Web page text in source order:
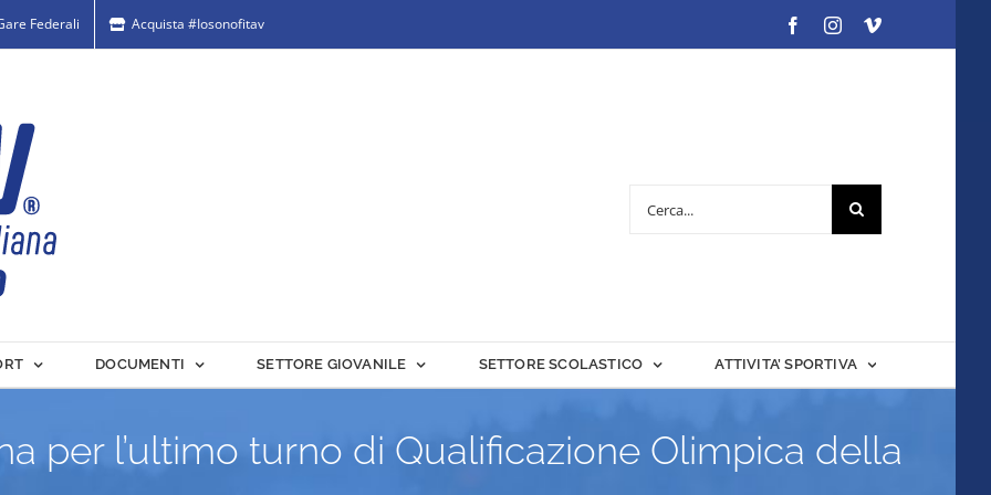
Federali Acquista #Iosonofitav FacebookInstagramVimeo
DOCUMENTI SETTORE GIOVANILE SETTORE SCOLASTICO ATTIVITA’ SPORTIVA
per l’ultimo turno di Qualificazione Olimpica della